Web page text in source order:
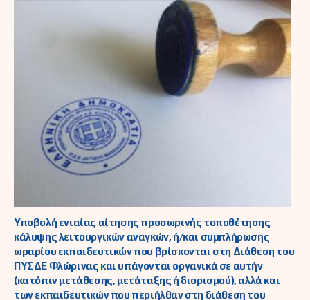
Υποβολή ενιαίας αίτησης προσωρινής τοποθέτησης
κάλυψης λειτουργικών αναγκών, ή/και συμπλήρωσης
ωραρίου εκπαιδευτικών που βρίσκονται στη Διάθεση του
ΠΥΣΔΕ Φλώρινας και υπάγονται οργανικά σε αυτήν
(κατόπιν μετάθεσης, μετάταξης ή διορισμού), αλλά και
των εκπαιδευτικών που περιήλθαν στη διάθεση του